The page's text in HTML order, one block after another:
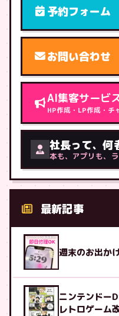
予約フォーム
お問い合わせ
AI集客サービ
HP作成・LP作成・
社長って、何
本も、アプリも、ラ
最新記事
週末のお出か
ニンテンドー
レトロゲーム